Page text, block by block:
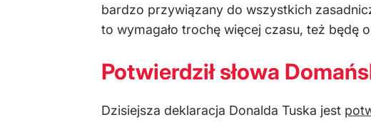
bardzo przywiązany do wszystkich
to wymagało trochę więcej czasu, też będę
Potwierdził słowa
Dzisiejsza deklaracja Donalda Tuska jest